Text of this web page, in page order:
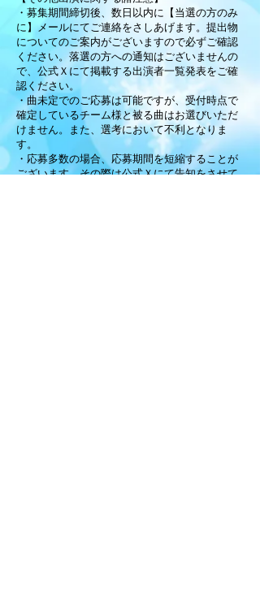
・募集期間締切後、数日以内に【当選の方のみ
に】メールにてご連絡をさしあげます。提出物
についてのご案内がございますので必ずご確認
ください。落選の方への通知はございませんの
で、公式Ｘにて掲載する出演者一覧発表をご確
認ください。
・曲未定でのご応募は可能ですが、受付時点で
確定しているチーム様と被る曲はお選びいただ
けません。また、選考において不利となりま
す。
・応募多数の場合、応募期間を短縮することが
ございます。その際は公式Ｘにて告知をさせて